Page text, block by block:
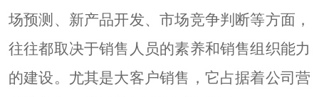
场预测、新产品开发、市场竞争判断等方面，
往往都取决于销售人员的素养和销售组织能力
的建设。尤其是大客户销售，它占据着公司营